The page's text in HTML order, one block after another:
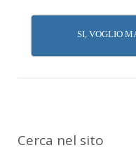
SI, VOGLIO
Cerca nel sito